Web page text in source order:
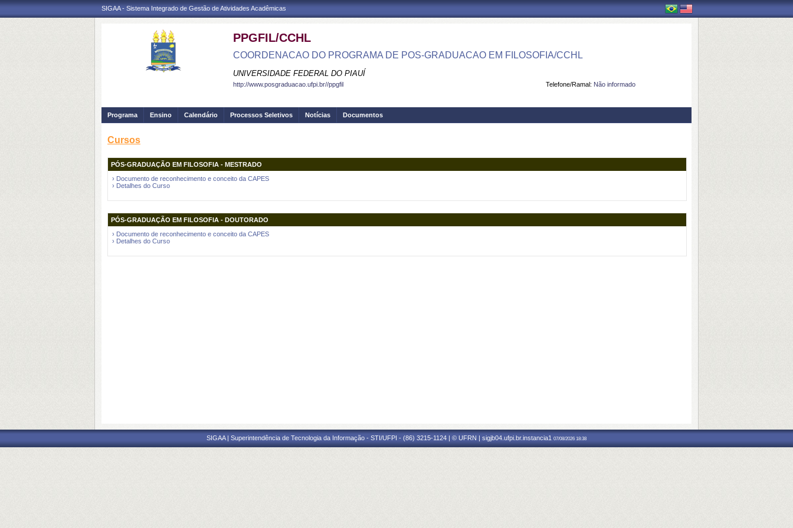
SIGAA - Sistema Integrado de Gestão de Atividades Acadêmicas
PPGFIL/CCHL
COORDENACAO DO PROGRAMA DE POS-GRADUACAO EM FILOSOFIA/CCHL
UNIVERSIDADE FEDERAL DO PIAUÍ
Telefone/Ramal: Não informado
http://www.posgraduacao.ufpi.br//ppgfil
Programa Ensino Calendário Processos Seletivos Notícias Documentos
Cursos
PÓS-GRADUAÇÃO EM FILOSOFIA - MESTRADO
› Documento de reconhecimento e conceito da CAPES
› Detalhes do Curso
PÓS-GRADUAÇÃO EM FILOSOFIA - DOUTORADO
› Documento de reconhecimento e conceito da CAPES
› Detalhes do Curso
SIGAA | Superintendência de Tecnologia da Informação - STI/UFPI - (86) 3215-1124 | © UFRN | sigjb04.ufpi.br.instancia1 07/08/2026 18:38